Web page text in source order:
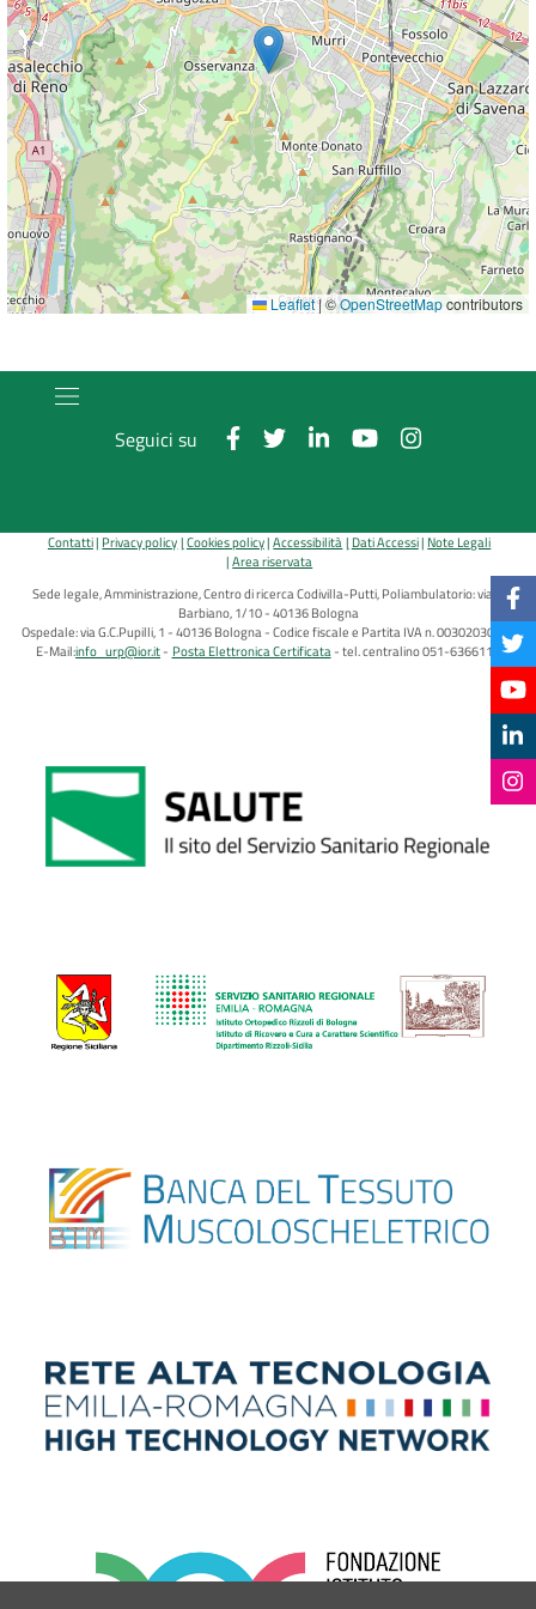
Leaflet|©OpenStreetMapcontributors
Seguici su
Contatti Privacy policy Cookies policy Accessibilità Dati Accessi Note Legali
Area riservata
Sede legale, Amministrazione, Centro di ricerca Codivilla-Putti, Poliambulatorio: via di
Barbiano, 1/10 - 40136 Bologna
Ospedale: via G.C.Pupilli, 1 - 40136 Bologna - Codice fiscale e Partita IVA n. 00302030374
E-Mail:info_urp@ior.it Posta Elettronica Certificata tel. centralino 051-6366111